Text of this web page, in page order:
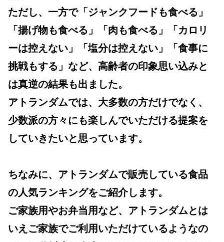
ただし、一方で「ジャンクフードも食べる」
「揚げ物も食べる」「肉も食べる」「カロリ
ーは控えない」「塩分は控えない」「食事に
挑戦もする」など、高齢者の印象思い込みと
は真逆の結果も出ました。
アトランダムでは、大多数の方だけでなく、
少数派の方々にも楽しんでいただける提案を
していきたいと思っています。
ちなみに、アトランダムで販売している食品
の人気ランキングをご紹介します。
ご家族用やお弁当用など、アトランダムとは
いえご家族でご利用いただけているようなの